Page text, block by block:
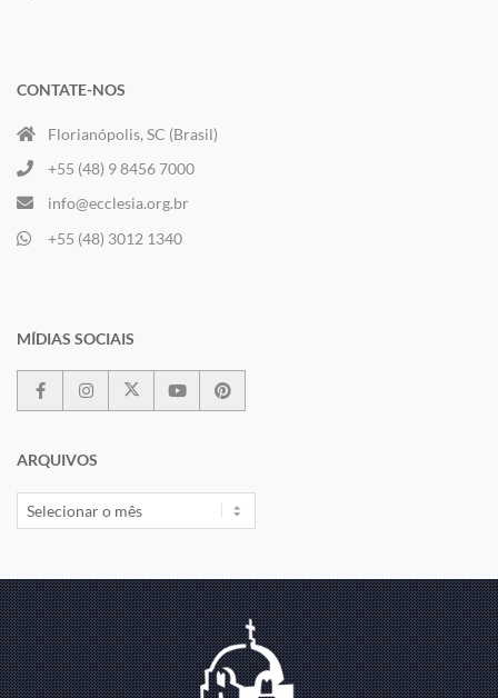
CONTATE-NOS
Florianópolis, SC (Brasil)
+55 (48) 9 8456 7000
info@ecclesia.org.br
+55 (48) 3012 1340
MÍDIAS SOCIAIS
ARQUIVOS